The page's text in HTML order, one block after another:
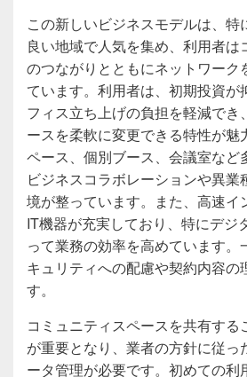
この新しいビジネスモデルは、特
良い地域で人気を集め、利用者は
のつながりとともにネットワーク
ています。利用者は、初期投資が
フィス立ち上げの負担を軽減でき
ースを柔軟に変更できる特性が魅
ペース、個別ブース、会議室など
ビジネスコラボレーションや異業
境が整っています。また、高速イ
IT機器が充実しており、特にデジ
って業務の効率を高めています。
キュリティへの配慮や契約内容の
す。
コミュニティスペースを共有する
が重要となり、業者の方針に従っ
ータ管理が必要です。初めての利